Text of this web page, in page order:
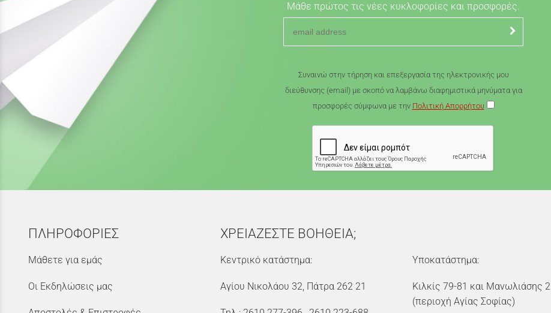
Μάθε πρώτος τις νέες κυκλοφορίες και προσφορές.
Συναινώ στην τήρηση και επεξεργασία της ηλεκτρονικής μου
διεύθυνσης (email) με σκοπό να λαμβάνω διαφημιστικά μηνύματα για
προσφορές σύμφωνα με την Πολιτική Απορρήτου
ΠΛΗΡΟΦΟΡΙΕΣ
Μάθετε για εμάς
Οι Εκδηλώσεις μας
ΧΡΕΙΑΖΕΣΤΕ ΒΟΗΘΕΙΑ;
Κεντρικό κατάστημα:
Αγίου Νικολάου 32, Πάτρα 262 21
Υποκατάστημα:
Κιλκίς 79-81 και Μανωλιάσης 2
(περιοχή Αγίας Σοφίας)